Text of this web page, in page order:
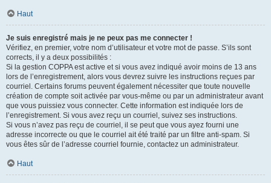
Haut
Je suis enregistré mais je ne peux pas me connecter !
Vérifiez, en premier, votre nom d’utilisateur et votre mot de passe. S’ils sont
corrects, il y a deux possibilités :
Si la gestion COPPA est active et si vous avez indiqué avoir moins de 13 ans
lors de l’enregistrement, alors vous devrez suivre les instructions reçues par
courriel. Certains forums peuvent également nécessiter que toute nouvelle
création de compte soit activée par vous-même ou par un administrateur avant
que vous puissiez vous connecter. Cette information est indiquée lors de
l’enregistrement. Si vous avez reçu un courriel, suivez ses instructions.
Si vous n’avez pas reçu de courriel, il se peut que vous ayez fourni une
adresse incorrecte ou que le courriel ait été traité par un filtre anti-spam. Si
vous êtes sûr de l’adresse courriel fournie, contactez un administrateur.
Haut